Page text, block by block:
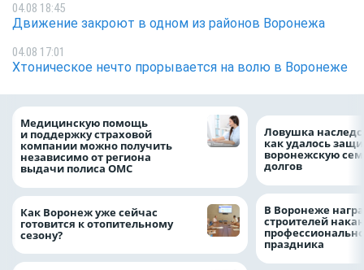
04.08 18:45
Движение закроют в одном из районов Воронежа
04.08 17:01
Хтоническое нечто прорывается на волю в Воронеже
Медицинскую помощь
и поддержку страховой
компании можно получить
независимо от региона
выдачи полиса ОМС
Как Воронеж уже сейчас
готовится к отопительному
сезону?
Ловушка
как удалось
воронежскую
долгов
В Воронеже
строителей
праздника